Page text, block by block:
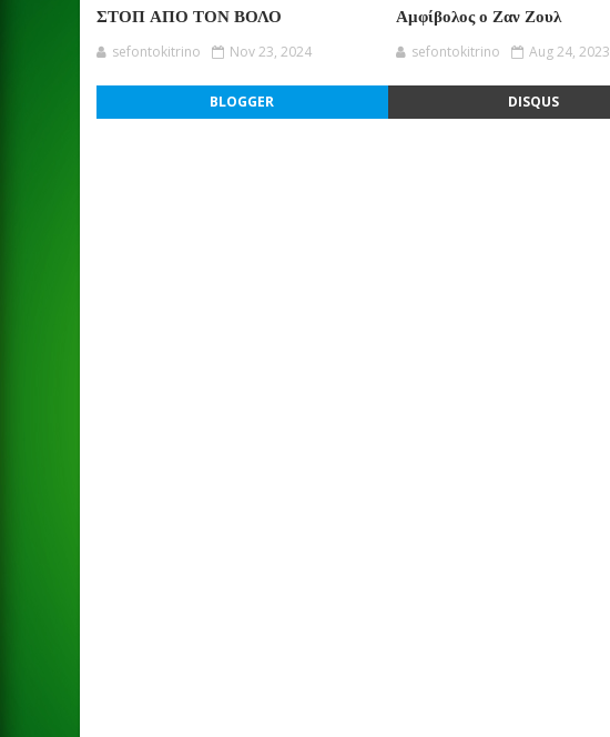
ΣΤΟΠ ΑΠΟ ΤΟΝ ΒΟΛΟ
sefontokitrino Nov 23, 2024
Αμφίβολος ο Ζαν Ζουλ
sefontokitrino Aug 24, 2023
BLOGGER DISQUS